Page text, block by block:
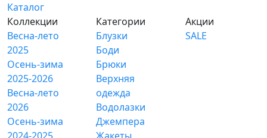
Каталог
Коллекции
Весна-лето
2025
Осень-зима
2025-2026
Весна-лето
2026
Осень-зима
Категории
Блузки
Боди
Брюки
Верхняя
одежда
Водолазки
Джемпера
Акции
SALE